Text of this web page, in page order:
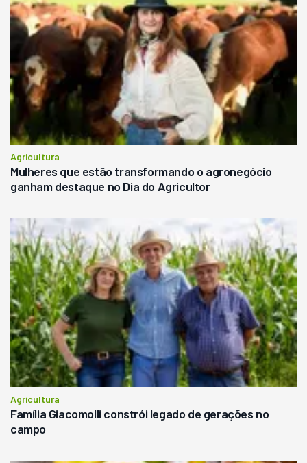
Agricultura
Mulheres que estão transformando o agronegócio
ganham destaque no Dia do Agricultor
Agricultura
Família Giacomolli constrói legado de gerações no
campo